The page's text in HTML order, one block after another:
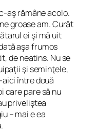
aş rămâne acolo.
groase am. Curăt
ei şi mă uit
aşa frumos
de neatins. Nu se
şi seminţele,
aici între două
care pare să nu
priveliştea
– mai e ea